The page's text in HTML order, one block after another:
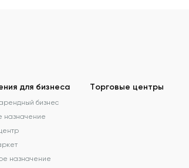
для бизнеса
бизнес
назначение
назначение
Торговые центры